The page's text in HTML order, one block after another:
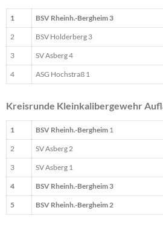
1 BSV Rheinh.-Bergheim 3
2 BSV Holderberg 3
3 SV Asberg 4
4 ASG Hochstraß 1
Kreisrunde Kleinkalibergewehr
1 BSV Rheinh.-Bergheim 1
2 SV Asberg 2
3 SV Asberg 1
4 BSV Rheinh.-Bergheim 3
5 BSV Rheinh.-Bergheim 2